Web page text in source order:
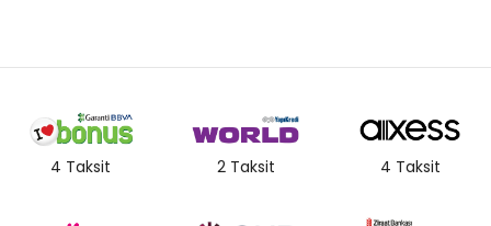
4 Taksit 2 Taksit 4 Taksit